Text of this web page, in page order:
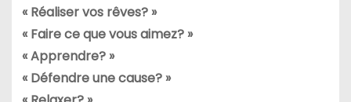
« Réaliser vos rêves? »
« Faire ce que vous aimez? »
« Apprendre? »
« Défendre une cause? »